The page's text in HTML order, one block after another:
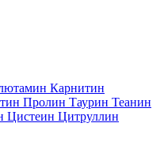
Карнитин
Пролин Таурин Теанин
Цистеин Цитруллин